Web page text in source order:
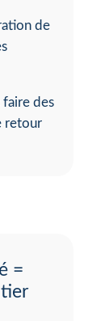
de
des
retour
=